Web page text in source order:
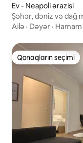
Ev - Neapoli ərazisi
Şəhər, dəniz və dağ
Ailə · Dəyər · Hamam
Qonaqların seçimi
Qonaqların seçimi